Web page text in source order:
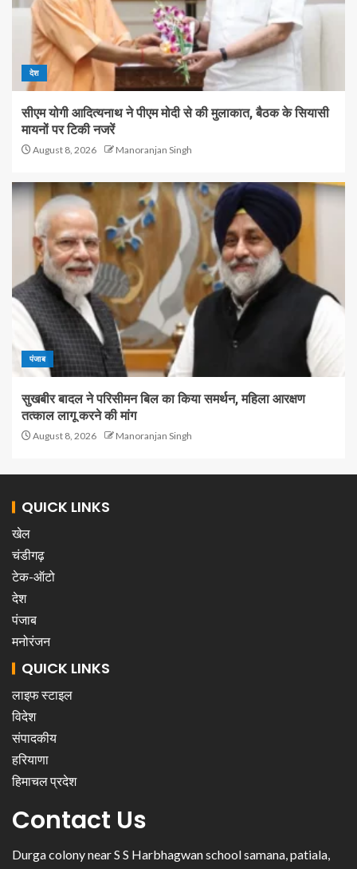
देश
सीएम योगी आदित्यनाथ ने पीएम मोदी से की मुलाकात, बैठक के सियासी
मायनों पर टिकी नजरें
August 8, 2026 Manoranjan Singh
पंजाब
सुखबीर बादल ने परिसीमन बिल का किया समर्थन, महिला आरक्षण
तत्काल लागू करने की मांग
August 8, 2026 Manoranjan Singh
QUICK LINKS
खेल
चंडीगढ़
टेक-ऑटो
देश
पंजाब
मनोरंजन
QUICK LINKS
लाइफ स्टाइल
विदेश
संपादकीय
हरियाणा
हिमाचल प्रदेश
Contact Us
Durga colony near S S Harbhagwan school samana, patiala,